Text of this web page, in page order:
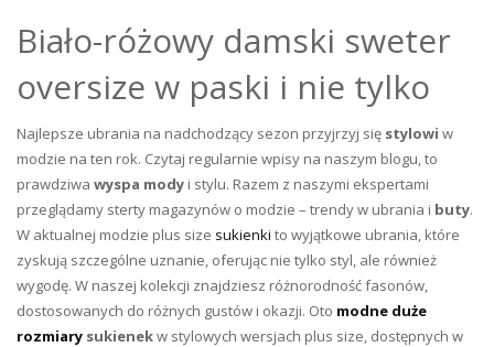
Biało-różowy damski sweter
oversize w paski i nie tylko
Najlepsze ubrania na nadchodzący sezon przyjrzyj się stylowi w
modzie na ten rok. Czytaj regularnie wpisy na naszym blogu, to
prawdziwa wyspa mody i stylu. Razem z naszymi ekspertami
przeglądamy sterty magazynów o modzie – trendy w ubrania i buty.
W aktualnej modzie plus size sukienki to wyjątkowe ubrania, które
zyskują szczególne uznanie, oferując nie tylko styl, ale również
wygodę. W naszej kolekcji znajdziesz różnorodność fasonów,
dostosowanych do różnych gustów i okazji. Oto modne duże
rozmiary sukienekw stylowych wersjach plus size, dostępnych w